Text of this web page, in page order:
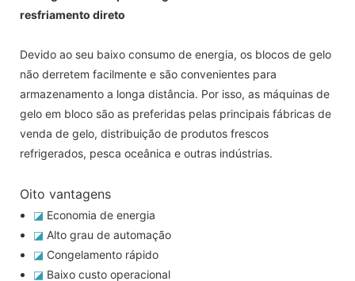
resfriamento direto
Devido ao seu baixo consumo de energia, os blocos de gelo
não derretem facilmente e são convenientes para
armazenamento a longa distância. Por isso, as máquinas de
gelo em bloco são as preferidas pelas principais fábricas de
venda de gelo, distribuição de produtos frescos
refrigerados, pesca oceânica e outras indústrias.
Oito vantagens
◪ Economia de energia
◪ Alto grau de automação
◪ Congelamento rápido
◪ Baixo custo operacional